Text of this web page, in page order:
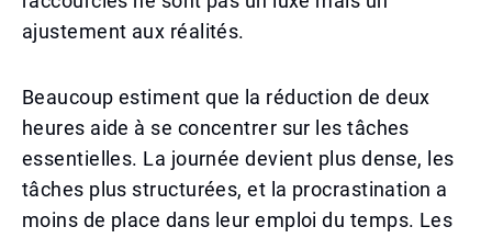
ajustement aux réalités.
Beaucoup estiment que la réduction de deux
heures aide à se concentrer sur les tâches
essentielles. La journée devient plus dense, les
tâches plus structurées, et la procrastination a
moins de place dans leur emploi du temps. Les